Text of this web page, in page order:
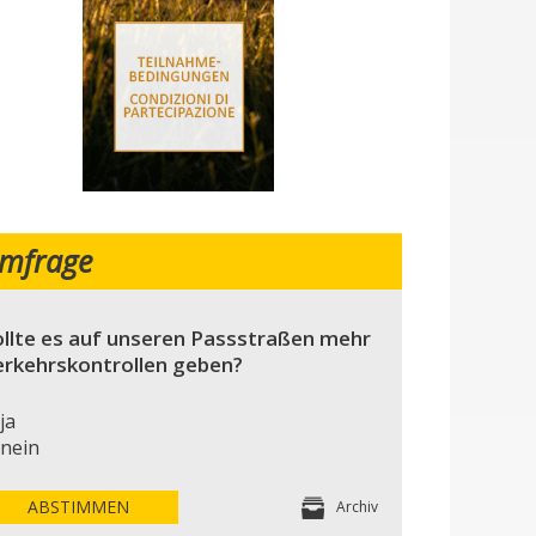
es auf unseren Passstraßen mehr
geben?
ja
nein
ABSTIMMEN Archiv